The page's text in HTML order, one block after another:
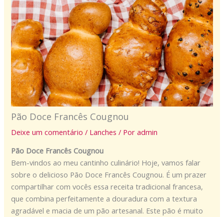
Pão Doce Francês Cougnou
Deixe um comentário / Lanches / Poradmin
Pão Doce Francês Cougnou
Bem-vindos ao meu cantinho culinário! Hoje, vamos falar
sobre o delicioso Pão Doce Francês Cougnou. É um prazer
compartilhar com vocês essa receita tradicional francesa,
que combina perfeitamente a douradura com a textura
agradável e macia de um pão artesanal. Este pão é muito